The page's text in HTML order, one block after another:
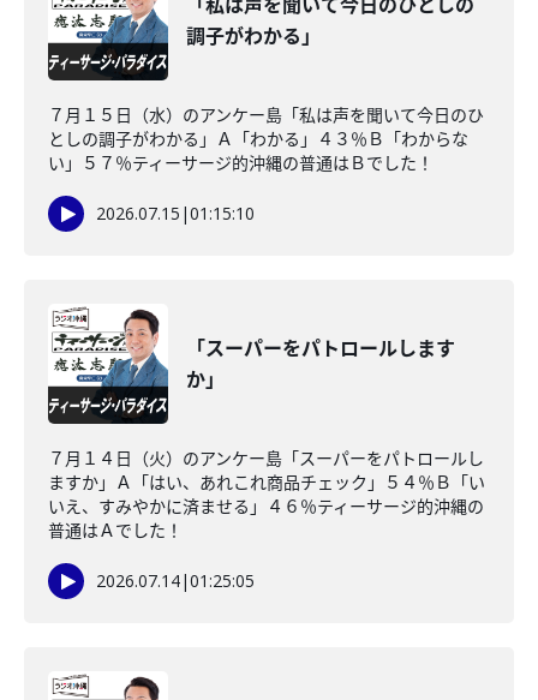
調子がわかる」
７月１５日（水）のアンケー島「私は声を聞いて今日のひ
としの調子がわかる」Ａ「わかる」４３％Ｂ「わからな
い」５７％ティーサージ的沖縄の普通はＢでした！
2026.07.15 |01:15:10
「スーパーをパトロールします
か」
７月１４日（火）のアンケー島「スーパーをパトロールし
ますか」Ａ「はい、あれこれ商品チェック」５４％Ｂ「い
いえ、すみやかに済ませる」４６％ティーサージ的沖縄の
普通はＡでした！
2026.07.14|01:25:05